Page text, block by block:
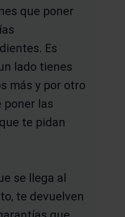
que poner
Es
lado tienes
más y por otro
poner las
te pidan
se llega al
te devuelven